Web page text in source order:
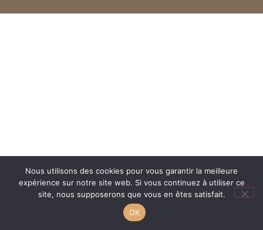
Nous utilisons des cookies pour vous garantir la meilleure
expérience sur notre site web. Si vous continuez à utiliser ce
site, nous supposerons que vous en êtes satisfait.
OK